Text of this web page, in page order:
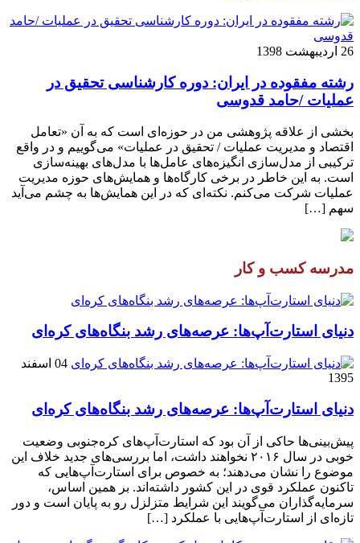
26 اردیبهشت 1398
رشته مفقوده در ایران: دوره کارشناسی تحقیق در
عملیات /حامد قدوسی
بخشی از علاقه پژوهشی من در حوزه‌ای است که به آن «تعامل
اقتصاد و مدیریت عملیات / تحقیق در عملیات» می‌گوییم و در واقع
ترکیبی از مدل‌سازی انگیزه‌های عامل‌ها با مدل‌های بهینه‌سازی
است. به این خاطر در برخی کارگاه‌ها و همایش‌های حوزه مدیریت
عملیات شرکت می‌کنم. نکته‌ای که در این همایش‌ها به چشم می‌آید
سهم […]
مدرسه کسب و کار
دنیای استارت‌آپ‌ها: عرصه‌های رشد بنگاه‌های کره‌ای‌
04 اسفند
1395
دنیای استارت‌آپ‌ها: عرصه‌های رشد بنگاه‌های کره‌ای‌
پیش‌بینی‌ها حاکی از آن بود که استارت‌آپ‌های کره‌جنوبی وضعیت
خوبی در سال ۲۰۱۶ نخواهند داشت، اما بررسی‌های جدید خلاف این
موضوع را نشان می‌دهند؛ به خصوص برای استارت‌آپ‌هایی که
تاکنون عملکرد قوی در این کشور داشته‌اند. بر همین اساس،
سرمایه‌گذاران می‌گویند این شرایط متزلزل رو به پایان است و دور
تازه‌ای از استارت‌آپ‌هایی با عملکرد […]